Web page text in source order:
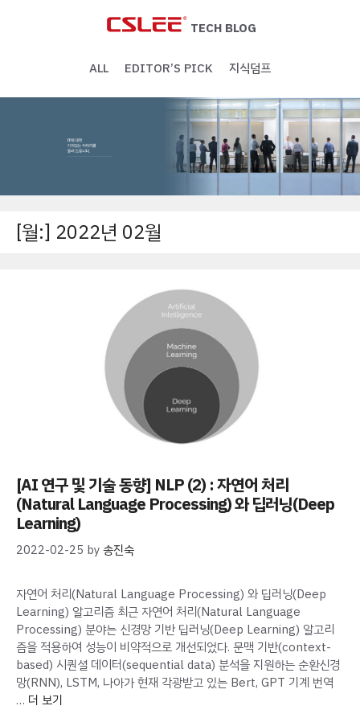
TECH BLOG
ALL EDITOR’S PICK 지식덤프
[월:] 2022년 02월
[AI 연구 및 기술 동향] NLP (2) : 자연어 처리
(Natural Language Processing) 와 딥러닝(Deep
Learning)
2022-02-25 by송진숙
자연어 처리(Natural Language Processing) 와 딥러닝(Deep
Learning) 알고리즘 최근 자연어 처리(Natural Language
Processing) 분야는 신경망 기반 딥러닝(Deep Learning) 알고리
즘을 적용하여 성능이 비약적으로 개선되었다. 문맥 기반(context-
based) 시퀀셜 데이터(sequential data) 분석을 지원하는 순환신경
망(RNN), LSTM, 나아가 현재 각광받고 있는 Bert, GPT 기계 번역
… 더 보기